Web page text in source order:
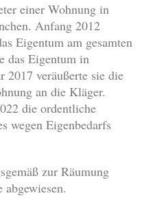
einer Wohnung in
Anfang 2012
Eigentum am gesamten
das Eigentum in
2017 veräußerte sie die
an die Kläger.
die ordentliche
wegen Eigenbedarfs
zur Räumung